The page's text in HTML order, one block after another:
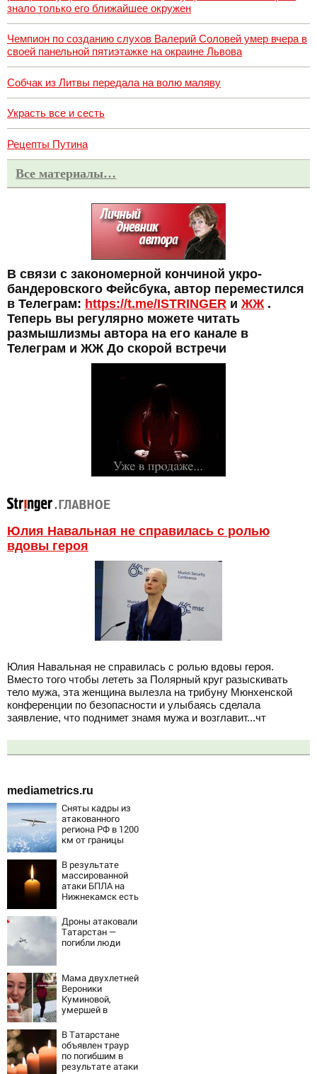
знало только его ближайшее окружен
Чемпион по созданию слухов Валерий Соловей умер вчера в
своей панельной пятиэтажке на окраине Львова
Собчак из Литвы передала на волю маляву
Украсть все и сесть
Рецепты Путина
Все материалы…
В связи с закономерной кончиной укро-
бандеровского Фейсбука, автор переместился
в Телеграм: https://t.me/ISTRINGER и ЖЖ .
Теперь вы регулярно можете читать
размышлизмы автора на его канале в
Телеграм и ЖЖ До скорой встречи
Юлия Навальная не справилась с ролью
вдовы героя
Юлия Навальная не справилась с ролью вдовы героя.
Вместо того чтобы лететь за Полярный круг разыскивать
тело мужа, эта женщина вылезла на трибуну Мюнхенской
конференции по безопасности и улыбаясь сделала
заявление, что поднимет знамя мужа и возглавит...чт
mediametrics.ru
Сняты кадры из
атакованного
региона РФ в 1200
км от границы
В результате
массированной
атаки БПЛА на
Нижнекамск есть
Дроны атаковали
Татарстан —
погибли люди
Мама двухлетней
Вероники
Куминовой,
умершей в
беременна: семья
ждет девочку
В Татарстане
объявлен траур
по погибшим в
результате атаки